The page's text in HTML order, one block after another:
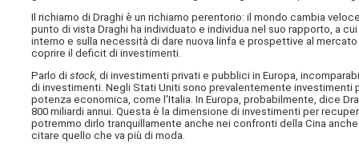
Il richiamo di Draghi è un richiamo perentorio: il mondo cambia
punto di vista Draghi ha individuato e individua nel suo rapporto, a
interno e sulla necessità di dare nuova linfa e prospettive al
coprire il deficit di investimenti.
Parlo distock, di investimenti privati e pubblici in Europa,
di investimenti. Negli Stati Uniti sono prevalentemente investimenti
potenza economica, come l'Italia. In Europa, probabilmente, dice
800 miliardi annui. Questa è la dimensione di investimenti per
potremmo dirlo tranquillamente anche nei confronti della Cina
citare quello che va più di moda.